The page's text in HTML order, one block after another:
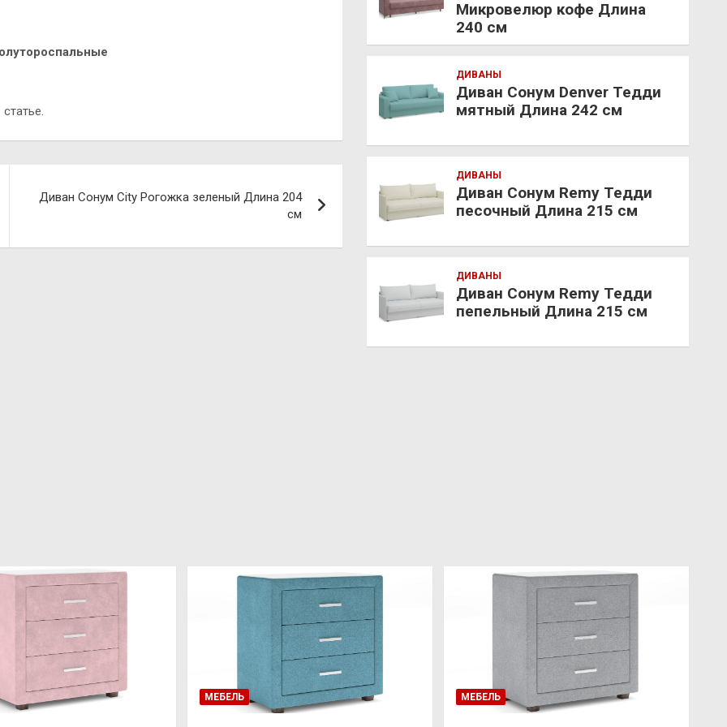
Диван Сонум City Рогожка зеленый Длина 204
см
Микровелюр кофе Длина
240 см
ДИВАНЫ
Диван Сонум Denver Тедди
мятный Длина 242 см
ДИВАНЫ
Диван Сонум Remy Тедди
песочный Длина 215 см
ДИВАНЫ
Диван Сонум Remy Тедди
пепельный Длина 215 см
МЕБЕЛЬ МЕБЕЛЬ